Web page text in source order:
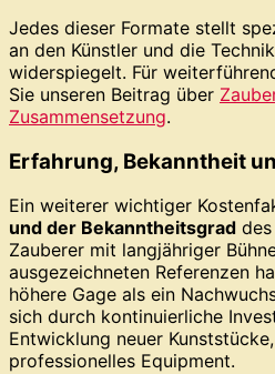
Jedes dieser Formate stellt
an den Künstler und die
widerspiegelt. Für
Sie unseren Beitrag über
Zusammensetzung.
Erfahrung, Bekanntheit
Ein weiterer wichtiger
und der Bekanntheitsgrad
Zauberer mit langjähriger
ausgezeichneten Referenzen
höhere Gage als ein
sich durch kontinuierliche
Entwicklung neuer
professionelles Equipment.